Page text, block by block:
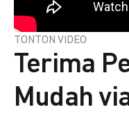
TONTON VIDEO
Terima
Mudah